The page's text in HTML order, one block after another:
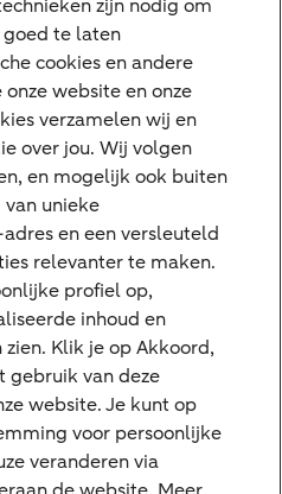
zijn nodig om
goed te laten
cookies en andere
website en onze
verzamelen wij en
over jou. Wij volgen
en mogelijk ook buiten
unieke
en een versleuteld
relevanter te maken.
profiel op,
inhoud en
Klik je op Akkoord,
gebruik van deze
website. Je kunt op
voor persoonlijke
veranderen via